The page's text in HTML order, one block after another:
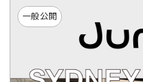
一般公開